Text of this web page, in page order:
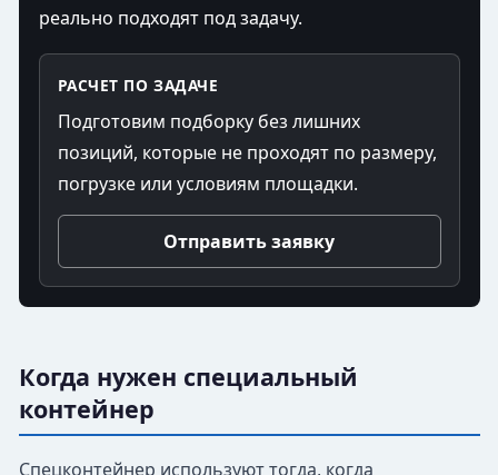
реально подходят под задачу.
РАСЧЕТ ПО ЗАДАЧЕ
Подготовим подборку без лишних
позиций, которые не проходят по размеру,
погрузке или условиям площадки.
Отправить заявку
Когда нужен специальный
контейнер
Спецконтейнер используют тогда, когда